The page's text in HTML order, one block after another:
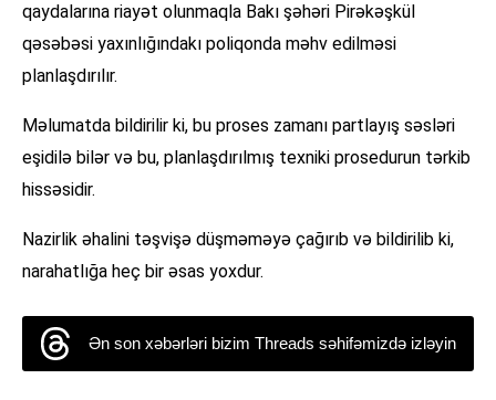
qaydalarına riayət olunmaqla Bakı şəhəri Pirəkəşkül
qəsəbəsi yaxınlığındakı poliqonda məhv edilməsi
planlaşdırılır.
Məlumatda bildirilir ki, bu proses zamanı partlayış səsləri
eşidilə bilər və bu, planlaşdırılmış texniki prosedurun tərkib
hissəsidir.
Nazirlik əhalini təşvişə düşməməyə çağırıb və bildirilib ki,
narahatlığa heç bir əsas yoxdur.
Ən son xəbərləri bizim Threads səhifəmizdə izləyin